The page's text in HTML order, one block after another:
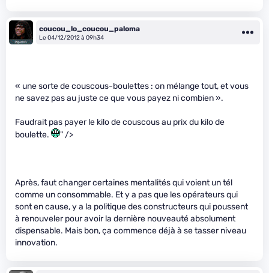
coucou_lo_coucou_paloma
Le 04/12/2012 à 09h34
« une sorte de couscous-boulettes : on mélange tout, et vous
ne savez pas au juste ce que vous payez ni combien ».
Faudrait pas payer le kilo de couscous au prix du kilo de
boulette.
" />
Après, faut changer certaines mentalités qui voient un tél
comme un consommable. Et y a pas que les opérateurs qui
sont en cause, y a la politique des constructeurs qui poussent
à renouveler pour avoir la dernière nouveauté absolument
dispensable. Mais bon, ça commence déjà à se tasser niveau
innovation.